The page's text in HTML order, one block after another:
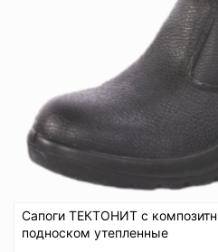
Сапоги ТЕКТОНИТ с
подноском утепленные